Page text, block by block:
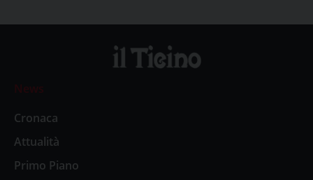
News
Cronaca
Attualità
Primo Piano